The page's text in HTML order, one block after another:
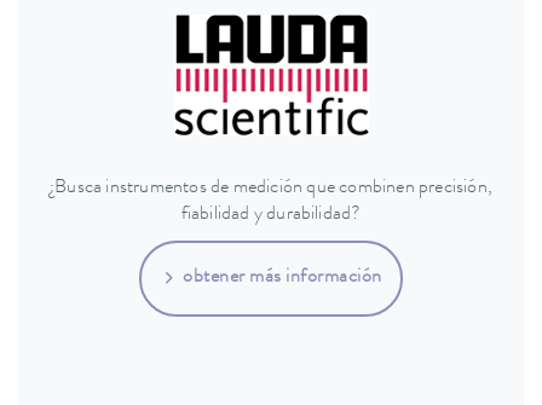
¿Busca instrumentos de medición que combinen precisión,
fiabilidad y durabilidad?
obtener más información